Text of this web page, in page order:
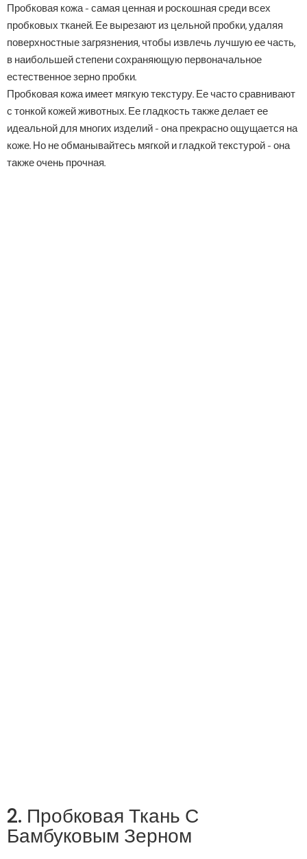
Пробковая кожа - самая ценная и роскошная среди всех
пробковых тканей. Ее вырезают из цельной пробки, удаляя
поверхностные загрязнения, чтобы извлечь лучшую ее часть,
в наибольшей степени сохраняющую первоначальное
естественное зерно пробки.
Пробковая кожа имеет мягкую текстуру. Ее часто сравнивают
с тонкой кожей животных. Ее гладкость также делает ее
идеальной для многих изделий - она прекрасно ощущается на
коже. Но не обманывайтесь мягкой и гладкой текстурой - она
также очень прочная.
2. Пробковая Ткань С
Бамбуковым Зерном